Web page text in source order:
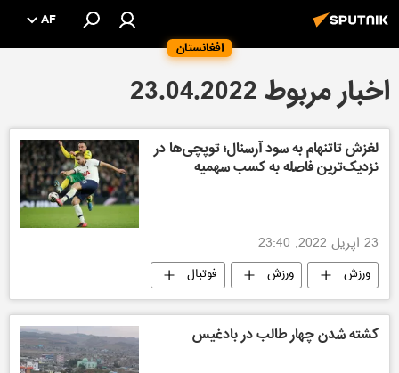
افغانستان
AF
اخبار مربوط 23.04.2022
لغزش تاتنهام به سود آرسنال؛ توپچی‌ها در
نزدیک‌ترین فاصله به کسب سهمیه
23 اپریل 2022, 23:40
ورزش ورزش فوتبال
کشته شدن چهار طالب در بادغیس